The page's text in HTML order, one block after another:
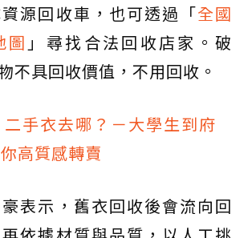
源回收車，也可透過「全國
圖 」尋找合法回收店家。破
不具回收價值，不用回收。
二手衣去哪？－大學生到府
高質感轉賣
表示，舊衣回收後會流向回